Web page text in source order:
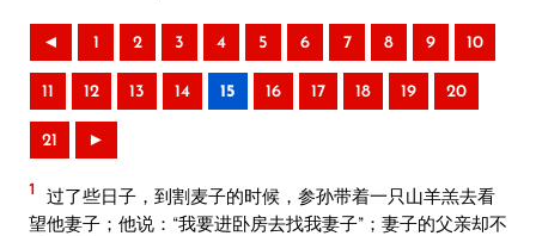
◄ 1 2 3 4 5 6 7 8 9 10
11 12 13 14 15 16 17 18 19 20
21 ►
1
过了些日子，到割麦子的时候，参孙带着一只山羊羔去看
望他妻子；他说：“我要进卧房去找我妻子”；妻子的父亲却不